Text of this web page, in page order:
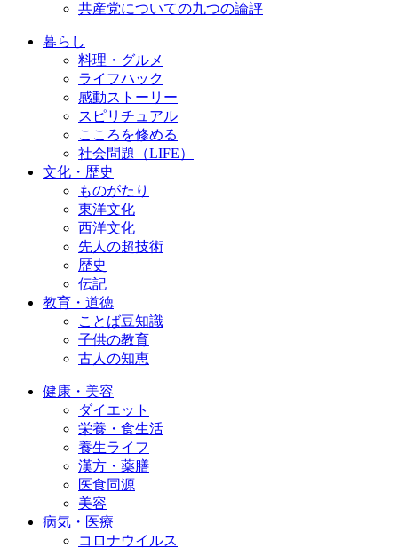
共産党についての九つの論評
暮らし
料理・グルメ
ライフハック
感動ストーリー
スピリチュアル
こころを修める
社会問題（LIFE）
文化・歴史
ものがたり
東洋文化
西洋文化
先人の超技術
歴史
伝記
教育・道徳
ことば豆知識
子供の教育
古人の知恵
健康・美容
ダイエット
栄養・食生活
養生ライフ
漢方・薬膳
医食同源
美容
病気・医療
コロナウイルス